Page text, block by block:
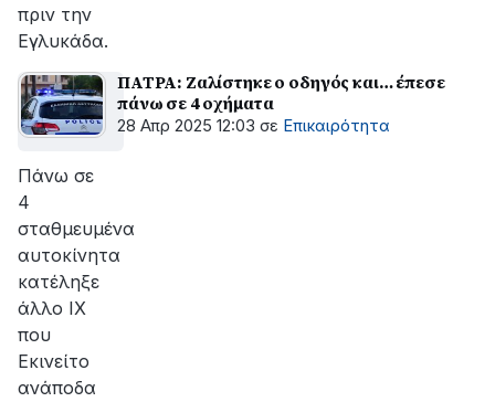
πριν την
Εγλυκάδα.
ΠΑΤΡΑ: Ζαλίστηκε ο οδηγός και… έπεσε
πάνω σε 4 οχήματα
28 Απρ 2025 12:03 σε Επικαιρότητα
Πάνω σε
4
σταθμευμένα
αυτοκίνητα
κατέληξε
άλλο ΙΧ
που
Eκινείτο
ανάποδα